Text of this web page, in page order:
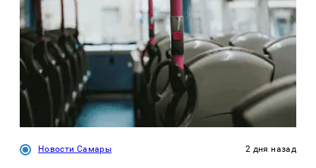
Новости Самары 2 дня назад